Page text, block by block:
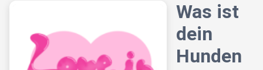
Was ist
dein
Hunden